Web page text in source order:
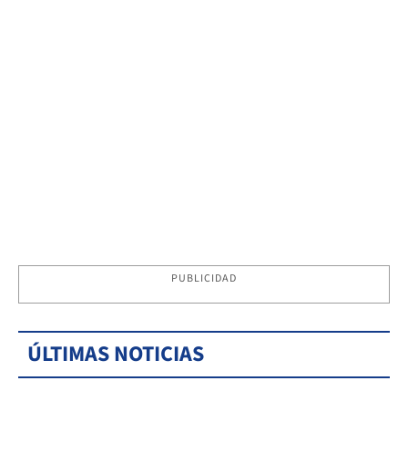
PUBLICIDAD
ÚLTIMAS NOTICIAS